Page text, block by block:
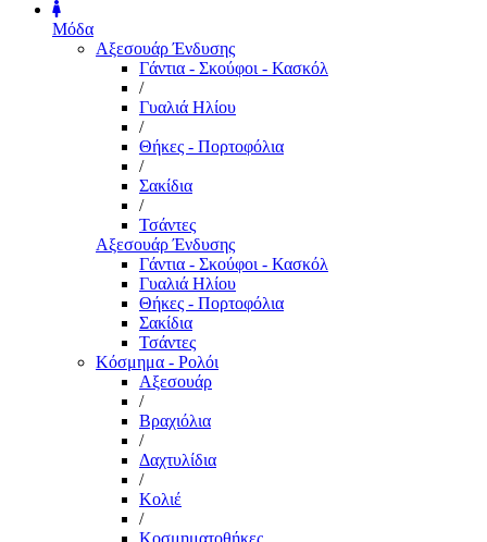
Μόδα
Αξεσουάρ Ένδυσης
Γάντια - Σκούφοι - Κασκόλ
/
Γυαλιά Ηλίου
/
Θήκες - Πορτοφόλια
/
Σακίδια
/
Τσάντες
Αξεσουάρ Ένδυσης
Γάντια - Σκούφοι - Κασκόλ
Γυαλιά Ηλίου
Θήκες - Πορτοφόλια
Σακίδια
Τσάντες
Κόσμημα - Ρολόι
Αξεσουάρ
/
Βραχιόλια
/
Δαχτυλίδια
/
Κολιέ
/
Κοσμηματοθήκες